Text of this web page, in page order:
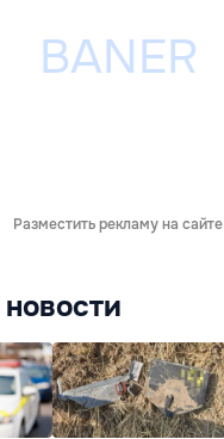
Разместить рекламу на сайте